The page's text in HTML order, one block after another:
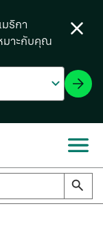
ริกา
มาะกับคุณ